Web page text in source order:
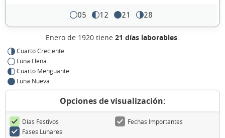
05 12 21 28
Enero de 1920 tiene 21 días laborables.
Cuarto Creciente
Luna Llena
Cuarto Menguante
Luna Nueva
Opciones de visualización:
Días Festivos
Fechas Importantes
Fases Lunares